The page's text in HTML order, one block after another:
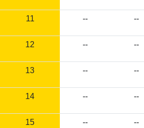
11 -- --
12 -- --
13 -- --
14 -- --
15 -- --